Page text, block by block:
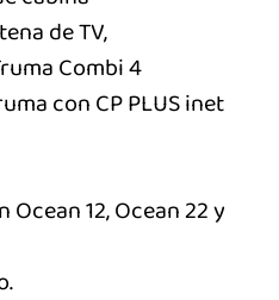
de TV,
Combi 4
con CP PLUS inet
12, Ocean 22 y